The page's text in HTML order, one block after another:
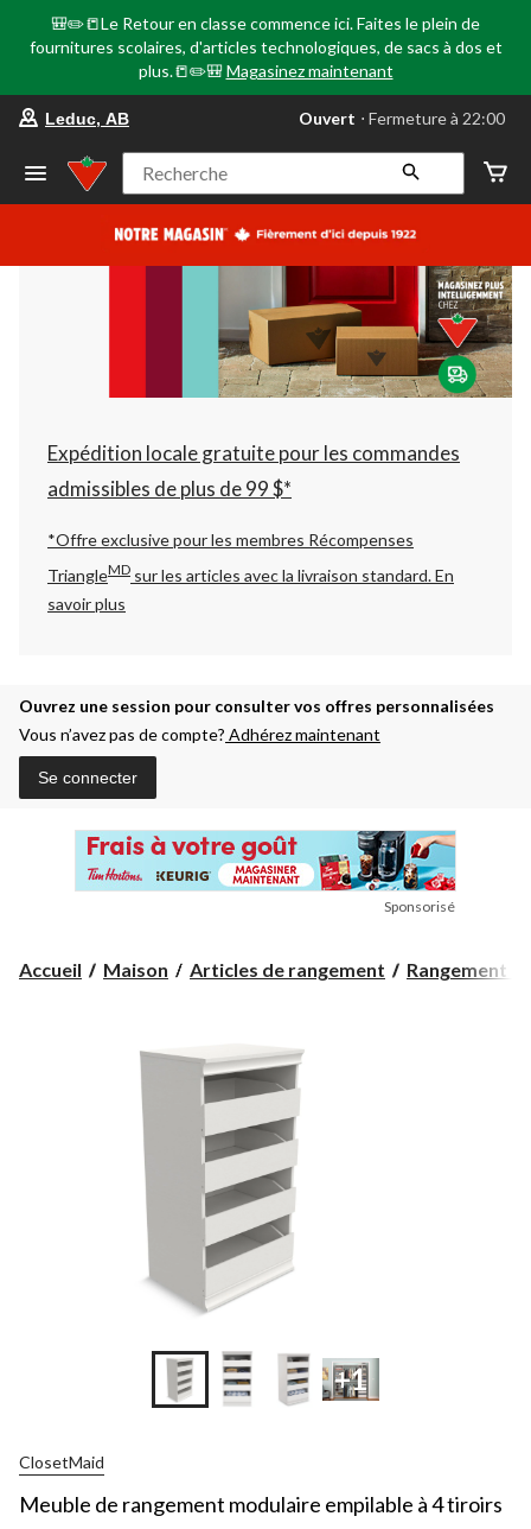
🎒✏️📒Le Retour en classe commence ici. Faites le plein de
fournitures scolaires, d'articles technologiques, de sacs à dos et
plus.📒✏️🎒 Magasinez maintenant
votre
préféré
Leduc,
AB,
courament
Fermeture
à
22:00
cliquer
pour
changer
Leduc, AB Ouvert ⋅ Fermeture à 22:00
Recherche
Expédition locale gratuite pour les commandes
admissibles de plus de 99 $*
*Offre exclusive pour les membres Récompenses
TriangleMD sur les articles avec la livraison standard.En
savoir plus
Ouvrez une session pour consulter vos offres personnalisées
Vous n’avez pas de compte? Adhérez maintenant
Se connecter
Sponsorisé
Accueil Maison Articles de rangement Rangement
+1
ClosetMaid
Meuble de rangement modulaire empilable à 4 tiroirs